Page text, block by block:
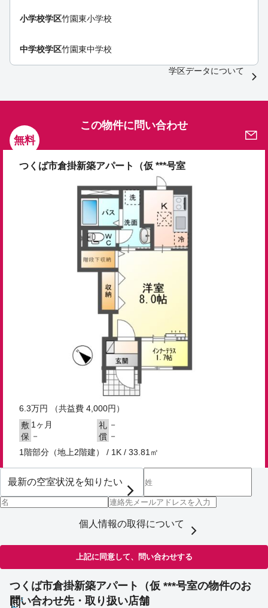
小学校学区竹園東小学校
中学校学区竹園東中学校
学区データについて
無料
この物件に問い合わせ
つくば市倉掛新築アパート（仮 ***号室
6.3万円
（共益費 4,000円）
敷 1ヶ月 礼 －
保 － 償 －
1階部分（地上2階建） / 1K / 33.81㎡
個人情報の取得について
上記に同意して、問い合わせする
つくば市倉掛新築アパート（仮 ***号室の物件のお
問い合わせ先・取り扱い店舗